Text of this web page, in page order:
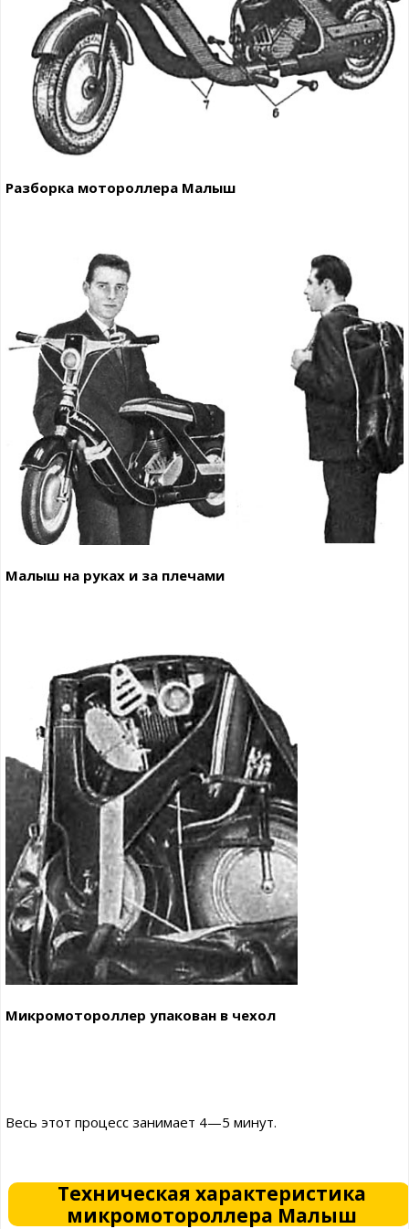
Разборка мотороллера Малыш
Малыш на руках и за плечами
Микромотороллер упакован в чехол
Весь этот процесс занимает 4—5 минут.
Техническая характеристика
микромотороллера Малыш